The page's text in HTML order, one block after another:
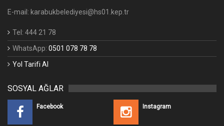
E-mail: karabukbelediyesi@hs01.kep.tr
Tel: 444 21 78
WhatsApp: 0501 078 78 78
Yol Tarifi Al
SOSYAL AĞLAR
Facebook Instagram